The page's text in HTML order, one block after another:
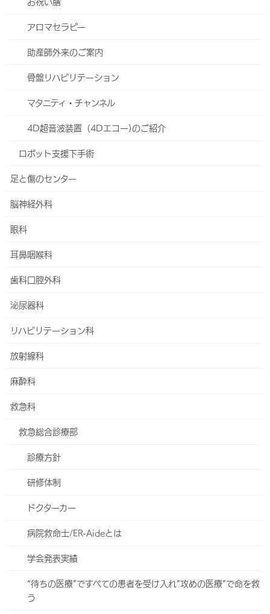
マタニティ・チャンネル
お祝い膳
アロマセラピー
助産師外来のご案内
骨盤リハビリテーション
マタニティ・チャンネル
4D超音波装置（4Dエコー)のご紹介
ロボット支援下手術
足と傷のセンター
脳神経外科
眼科
耳鼻咽喉科
歯科口腔外科
泌尿器科
リハビリテーション科
放射線科
麻酔科
救急科
救急総合診療部
診療方針
研修体制
ドクターカー
病院救命士/ER-Aideとは
学会発表実績
“待ちの医療”ですべての患者を受け入れ”攻めの医療”で命を救
う